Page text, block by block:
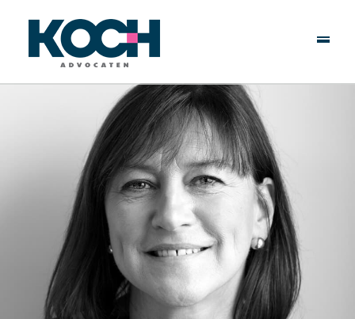
Over Ons
Specialisten